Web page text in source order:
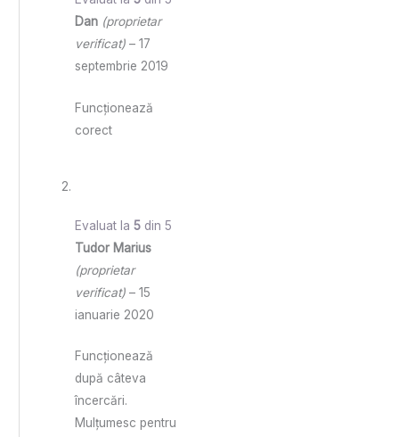
Dan (proprietar
verificat) – 17
septembrie 2019
Funcționează
corect
Evaluat la 5din 5
Tudor Marius
(proprietar
verificat) – 15
ianuarie 2020
Funcționează
după câteva
încercări.
Mulțumesc pentru